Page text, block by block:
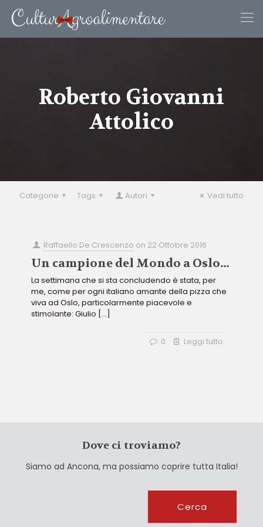
Roberto Giovanni
Attolico
Categorie Tags Autori Vedi tutto
Raffaello De Crescenzo on 22 Ottobre 2016
Un campione del Mondo a Oslo…
La settimana che si sta concludendo è stata, per
me, come per ogni italiano amante della pizza che
viva ad Oslo, particolarmente piacevole e
stimolante: Giulio […]
0 Leggi tutto
Dove ci troviamo?
Siamo ad Ancona, ma possiamo coprire tutta Italia!
Cerca